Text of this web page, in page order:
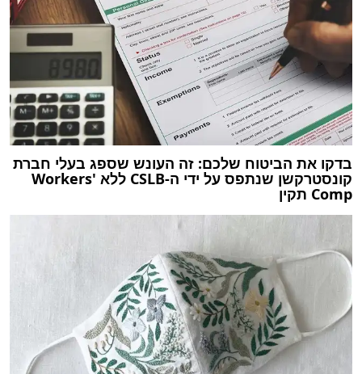
בדקו את הביטוח שלכם: זה העונש שספג בעלי חברת
קונסטרקשן שנתפס על ידי ה-CSLB ללא Workers'
Comp תקין